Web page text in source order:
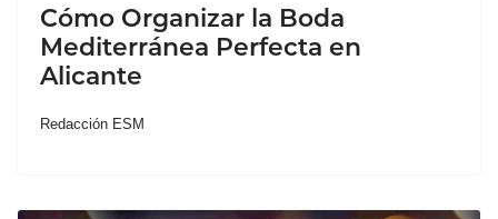
Cómo Organizar la Boda
Mediterránea Perfecta en
Alicante
Redacción ESM